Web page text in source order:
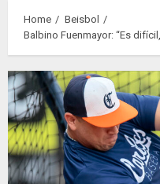
Home
Beisbol
Balbino Fuenmayor: “Es